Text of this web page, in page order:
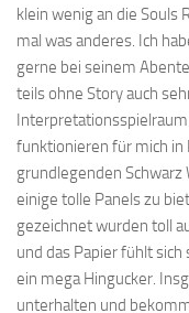
klein wenig an die Souls
mal was anderes. Ich
gerne bei seinem
teils ohne Story auch
funktionieren für mich in
grundlegenden Schwarz
einige tolle Panels zu
gezeichnet wurden toll
und das Papier fühlt sich
ein mega Hingucker.
unterhalten und